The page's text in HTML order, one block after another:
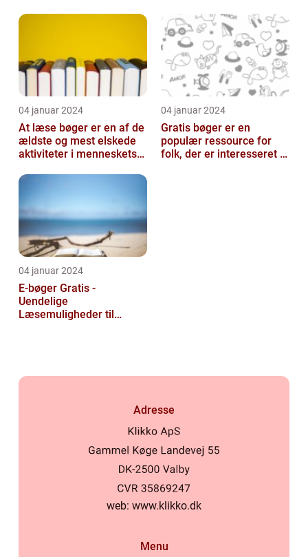
04 januar 2024
At læse bøger er en af de
ældste og mest elskede
aktiviteter i menneskets
04 januar 2024
Gratis bøger er en
populær ressource for
folk, der er interesseret i
04 januar 2024
E-bøger Gratis -
Uendelige
Læsemuligheder til
Adresse
web: www.klikko.dk
Menu